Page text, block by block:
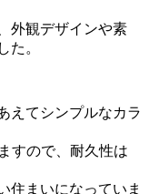
外観デザインや素
た。
えてシンプルなカラ
すので、耐久性は
住まいになっていま